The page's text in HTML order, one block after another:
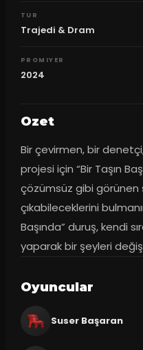
TUR
Trajedi & Dram
PROMIYER
2024
Ozet
Bir çevirmen, bir
projesi için “Bir Taşın
çözümsüz gibi görünen
çıkabileceklerini
Başında” duruş, kendi
yaparak bir şeyleri
Oyuncular
Suser Başaran